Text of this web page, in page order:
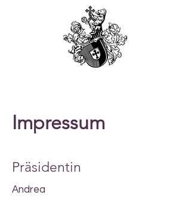
Impressum
Präsidentin
Andrea